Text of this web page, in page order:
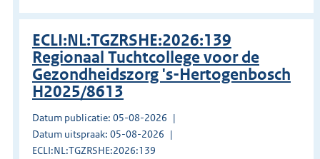
ECLI:NL:TGZRSHE:2026:139
Regionaal Tuchtcollege voor de
Gezondheidszorg 's-Hertogenbosch
H2025/8613
Datum publicatie: 05-08-2026
Datum uitspraak: 05-08-2026
ECLI:NL:TGZRSHE:2026:139